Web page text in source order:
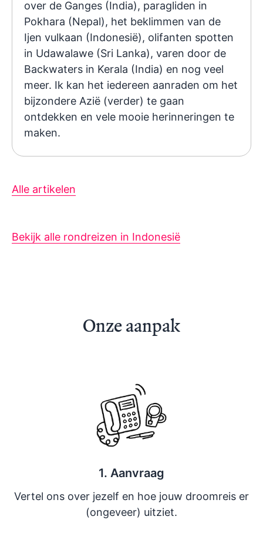
over de Ganges (India), paragliden in
Pokhara (Nepal), het beklimmen van de
Ijen vulkaan (Indonesië), olifanten spotten
in Udawalawe (Sri Lanka), varen door de
Backwaters in Kerala (India) en nog veel
meer. Ik kan het iedereen aanraden om het
bijzondere Azië (verder) te gaan
ontdekken en vele mooie herinneringen te
maken.
Alle artikelen
Bekijk alle rondreizen in Indonesië
Onze aanpak
1. Aanvraag
Vertel ons over jezelf en hoe jouw droomreis er
(ongeveer) uitziet.